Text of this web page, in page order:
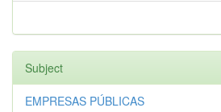
Subject
EMPRESAS PÚBLICAS